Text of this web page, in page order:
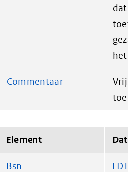
Commentaar
Element
Bsn